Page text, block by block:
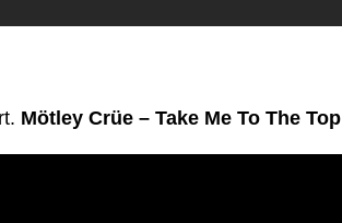
Mötley Crüe – Take Me To The Top